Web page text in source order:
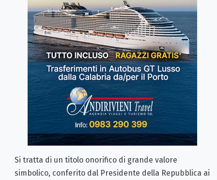
Si tratta di un titolo onorifico di grande valore
simbolico, conferito dal Presidente della Repubblica ai